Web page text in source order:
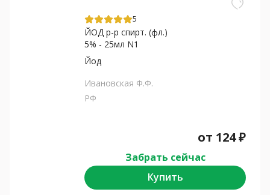
5
ЙОД р-р спирт. (фл.)
5% - 25мл N1
Йод
Ивановская Ф.Ф.
РФ
от 124₽
Забрать сейчас
Купить